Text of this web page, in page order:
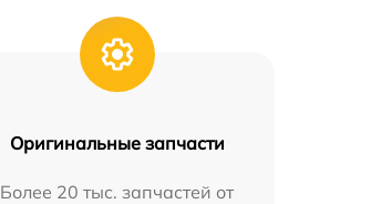
Оригинальные запчасти
Более 20 тыс. запчастей от